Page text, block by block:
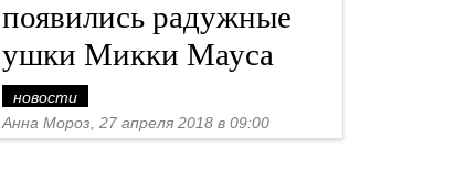
появились радужные
ушки Микки Мауса
новости
Анна Мороз, 27 апреля 2018 в 09:00